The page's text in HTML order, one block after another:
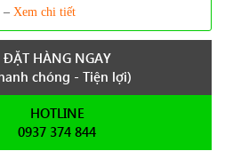
– Xem chi tiết
ĐẶT HÀNG NGAY
chóng - Tiện lợi)
HOTLINE
0937 374 844